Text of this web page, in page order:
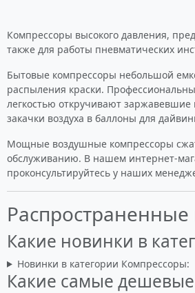
Компрессоры высокого давления,
также для работы пневматических
Бытовые компрессоры небольшой
распыления краски.
легкостью откручивают заржавевшие
закачки воздуха в баллоны для
Мощные воздушные компрессоры
обслуживанию. В нашем интернет-
проконсультируйтесь у наших
Какие новинки в
Новинки в категории Компрессоры:
Какие самые